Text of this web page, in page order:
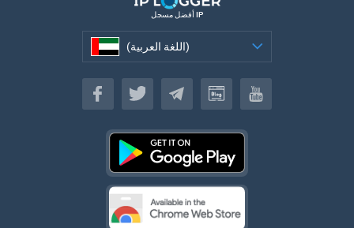
أفضل مسجل IP
(اللغة العربية)
(اللغة العربية)